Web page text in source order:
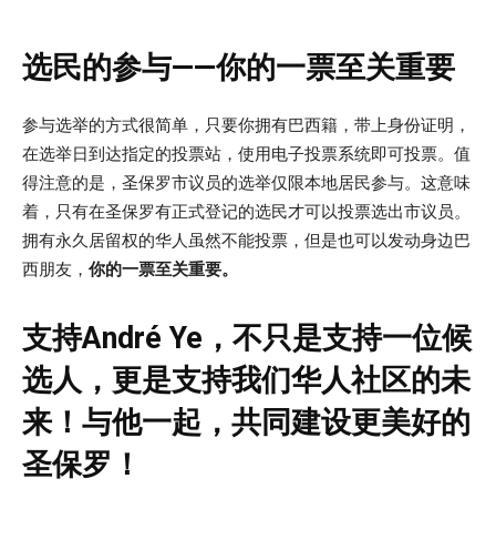
选民的参与——你的一票至关重要
参与选举的方式很简单，只要你拥有巴西籍，带上身份证明，
在选举日到达指定的投票站，使用电子投票系统即可投票。值
得注意的是，圣保罗市议员的选举仅限本地居民参与。这意味
着，只有在圣保罗有正式登记的选民才可以投票选出市议员。
拥有永久居留权的华人虽然不能投票，但是也可以发动身边巴
西朋友， 你的一票至关重要。
支持André Ye，不只是支持一位候
选人，更是支持我们华人社区的未
来！与他一起，共同建设更美好的
圣保罗！